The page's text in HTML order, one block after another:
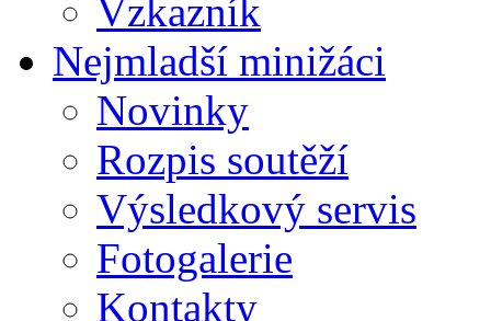
Vzkazník
Nejmladší minižáci
Novinky
Rozpis soutěží
Výsledkový servis
Fotogalerie
Kontakty